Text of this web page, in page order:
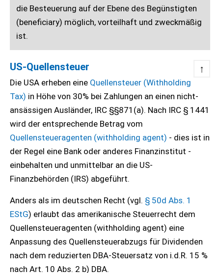
die Besteuerung auf der Ebene des Begünstigten
(beneficiary) möglich, vorteilhaft und zweckmäßig
ist.
US-Quellensteuer ↑
Die USA erheben eine Quellensteuer (Withholding
Tax) in Höhe von 30% bei Zahlungen an einen nicht-
ansässigen Ausländer, IRC §§871(a). Nach IRC § 1441
wird der entsprechende Betrag vom
Quellensteueragenten (withholding agent) - dies ist in
der Regel eine Bank oder anderes Finanzinstitut -
einbehalten und unmittelbar an die US-
Finanzbehörden (IRS) abgeführt.
Anders als im deutschen Recht (vgl. § 50d Abs. 1
EStG) erlaubt das amerikanische Steuerrecht dem
Quellensteueragenten (withholding agent) eine
Anpassung des Quellensteuerabzugs für Dividenden
nach dem reduzierten DBA-Steuersatz von i.d.R. 15 %
nach Art. 10 Abs. 2 b) DBA.